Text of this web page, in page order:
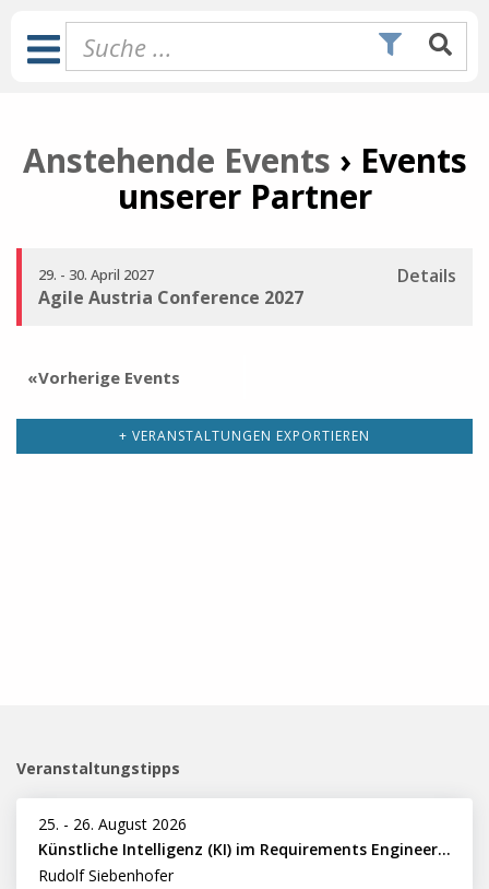
Inhalt
springen
Toggle
Navigation
Anstehende Events › Events
unserer Partner
29. - 30. April 2027
Agile Austria Conference 2027
Details
«Vorherige Events
+ VERANSTALTUNGEN EXPORTIEREN
Veranstaltungstipps
25. - 26. August 2026
Künstliche Intelligenz (KI) im Requirements Engineering erfolgreich einsetzen
Rudolf Siebenhofer